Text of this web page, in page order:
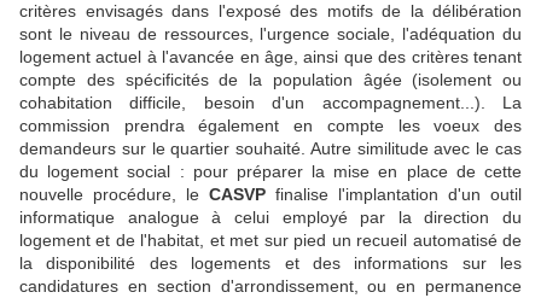
critères envisagés dans l'exposé des motifs de la délibération
sont le niveau de ressources, l'urgence sociale, l'adéquation du
logement actuel à l'avancée en âge, ainsi que des critères tenant
compte des spécificités de la population âgée (isolement ou
cohabitation difficile, besoin d'un accompagnement...). La
commission prendra également en compte les voeux des
demandeurs sur le quartier souhaité. Autre similitude avec le cas
du logement social : pour préparer la mise en place de cette
nouvelle procédure, le CASVP finalise l'implantation d'un outil
informatique analogue à celui employé par la direction du
logement et de l'habitat, et met sur pied un recueil automatisé de
la disponibilité des logements et des informations sur les
candidatures en section d'arrondissement, ou en permanence